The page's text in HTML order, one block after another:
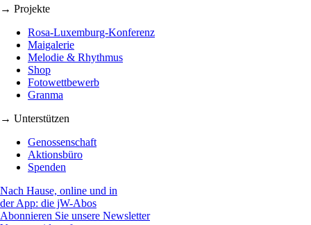
→ Projekte
Rosa-Luxemburg-Konferenz
Maigalerie
Melodie & Rhythmus
Shop
Fotowettbewerb
Granma
→ Unterstützen
Genossenschaft
Aktionsbüro
Spenden
Nach Hause, online und in
der App: die jW-Abos
Abonnieren Sie unsere Newsletter